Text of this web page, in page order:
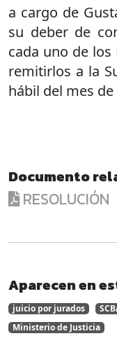
a cargo de
su deber de
cada uno de los
remitirlos a la
hábil del mes
Documento
RESOLUCIÓN
Aparecen en
juicio por jurados
Ministerio de Justicia